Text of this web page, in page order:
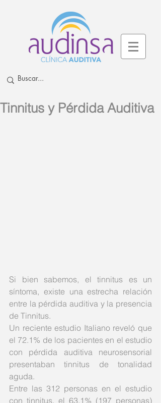
Tinnitus y Pérdida Auditiva
Si bien sabemos, el tinnitus es un
síntoma, existe una estrecha relación
entre la pérdida auditiva y la presencia
de Tinnitus.
Un reciente estudio Italiano reveló que
el 72.1% de los pacientes en el estudio
con pérdida auditiva neurosensorial
presentaban tinnitus de tonalidad
aguda.
Entre las 312 personas en el estudio
con tinnitus, el 63,1% (197 personas)